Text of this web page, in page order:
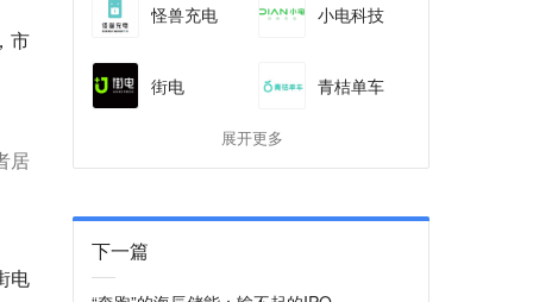
市
居
电
怪兽充电 小电科技
街电 青桔单车
展开更多
下一篇